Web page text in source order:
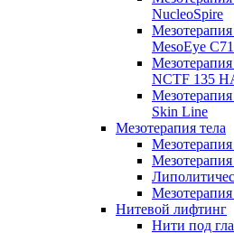
NucleoSpire
Мезотерапия
MesoEye С71
NCTF 135
Skin Line
Мезотерапия тела
Нитевой лифтинг
Нити под